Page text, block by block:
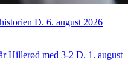
D. 6. august 2026
Hillerød med 3-2 D. 1. august